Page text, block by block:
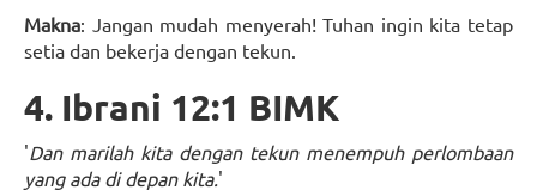
Makna: Jangan mudah menyerah! Tuhan ingin kita tetap
setia dan bekerja dengan tekun.
4. Ibrani 12:1 BIMK
'Dan marilah kita dengan tekun menempuh perlombaan
yang ada di depan kita.'